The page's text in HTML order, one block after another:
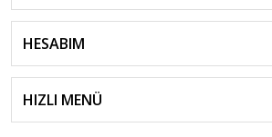
HESABIM
HIZLI MENÜ